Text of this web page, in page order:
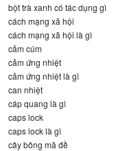
bột trà xanh có tác dụng gì
cách mạng xã hội
cách mạng xã hội là gì
cảm cúm
cảm ứng nhiệt
cảm ứng nhiệt là gì
can nhiệt
cáp quang là gì
caps lock
caps lock là gì
cây bông mã đề